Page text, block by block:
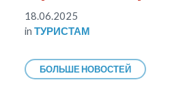
18.06.2025
inТУРИСТАМ
БОЛЬШЕ НОВОСТЕЙ